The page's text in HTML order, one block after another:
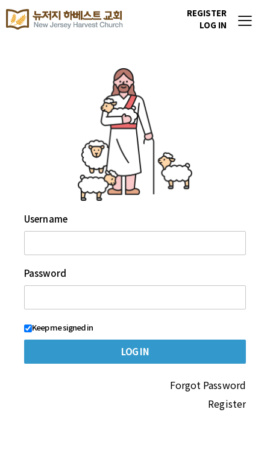
REGISTER
LOG IN
Username
Password
Keep me signed in
Forgot Password
Register